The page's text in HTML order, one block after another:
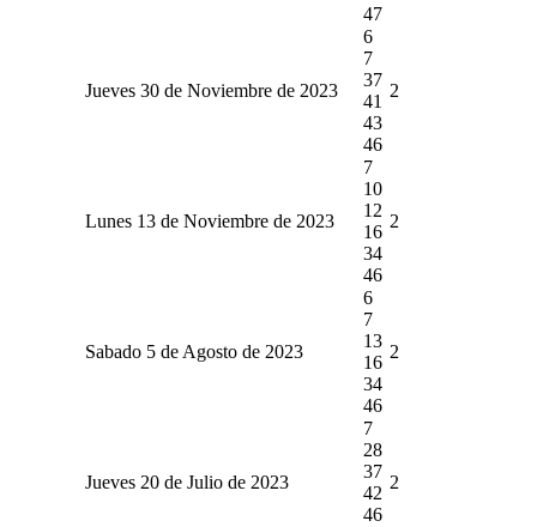
47
Jueves 30 de Noviembre de 2023
6
7
37
41
43
46
2
Lunes 13 de Noviembre de 2023
7
10
12
16
34
46
2
Sabado 5 de Agosto de 2023
6
7
13
16
34
46
2
Jueves 20 de Julio de 2023
7
28
37
42
46
2